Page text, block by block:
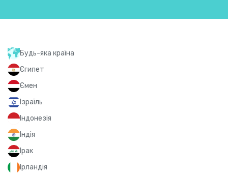
Будь-яка країна
Єгипет
Ємен
Ізраїль
Індонезія
Індія
Ірак
Ірландія